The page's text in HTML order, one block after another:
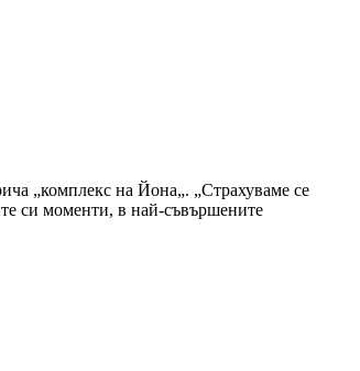
„комплекс на Йона„. „Страхуваме се
си моменти, в най-съвършените